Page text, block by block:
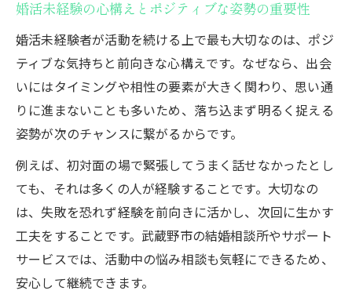
婚活未経験の心構えとポジティブな姿勢の重要性
婚活未経験者が活動を続ける上で最も大切なのは、ポジ
ティブな気持ちと前向きな心構えです。なぜなら、出会
いにはタイミングや相性の要素が大きく関わり、思い通
りに進まないことも多いため、落ち込まず明るく捉える
姿勢が次のチャンスに繋がるからです。
例えば、初対面の場で緊張してうまく話せなかったとし
ても、それは多くの人が経験することです。大切なの
は、失敗を恐れず経験を前向きに活かし、次回に生かす
工夫をすることです。武蔵野市の結婚相談所やサポート
サービスでは、活動中の悩み相談も気軽にできるため、
安心して継続できます。